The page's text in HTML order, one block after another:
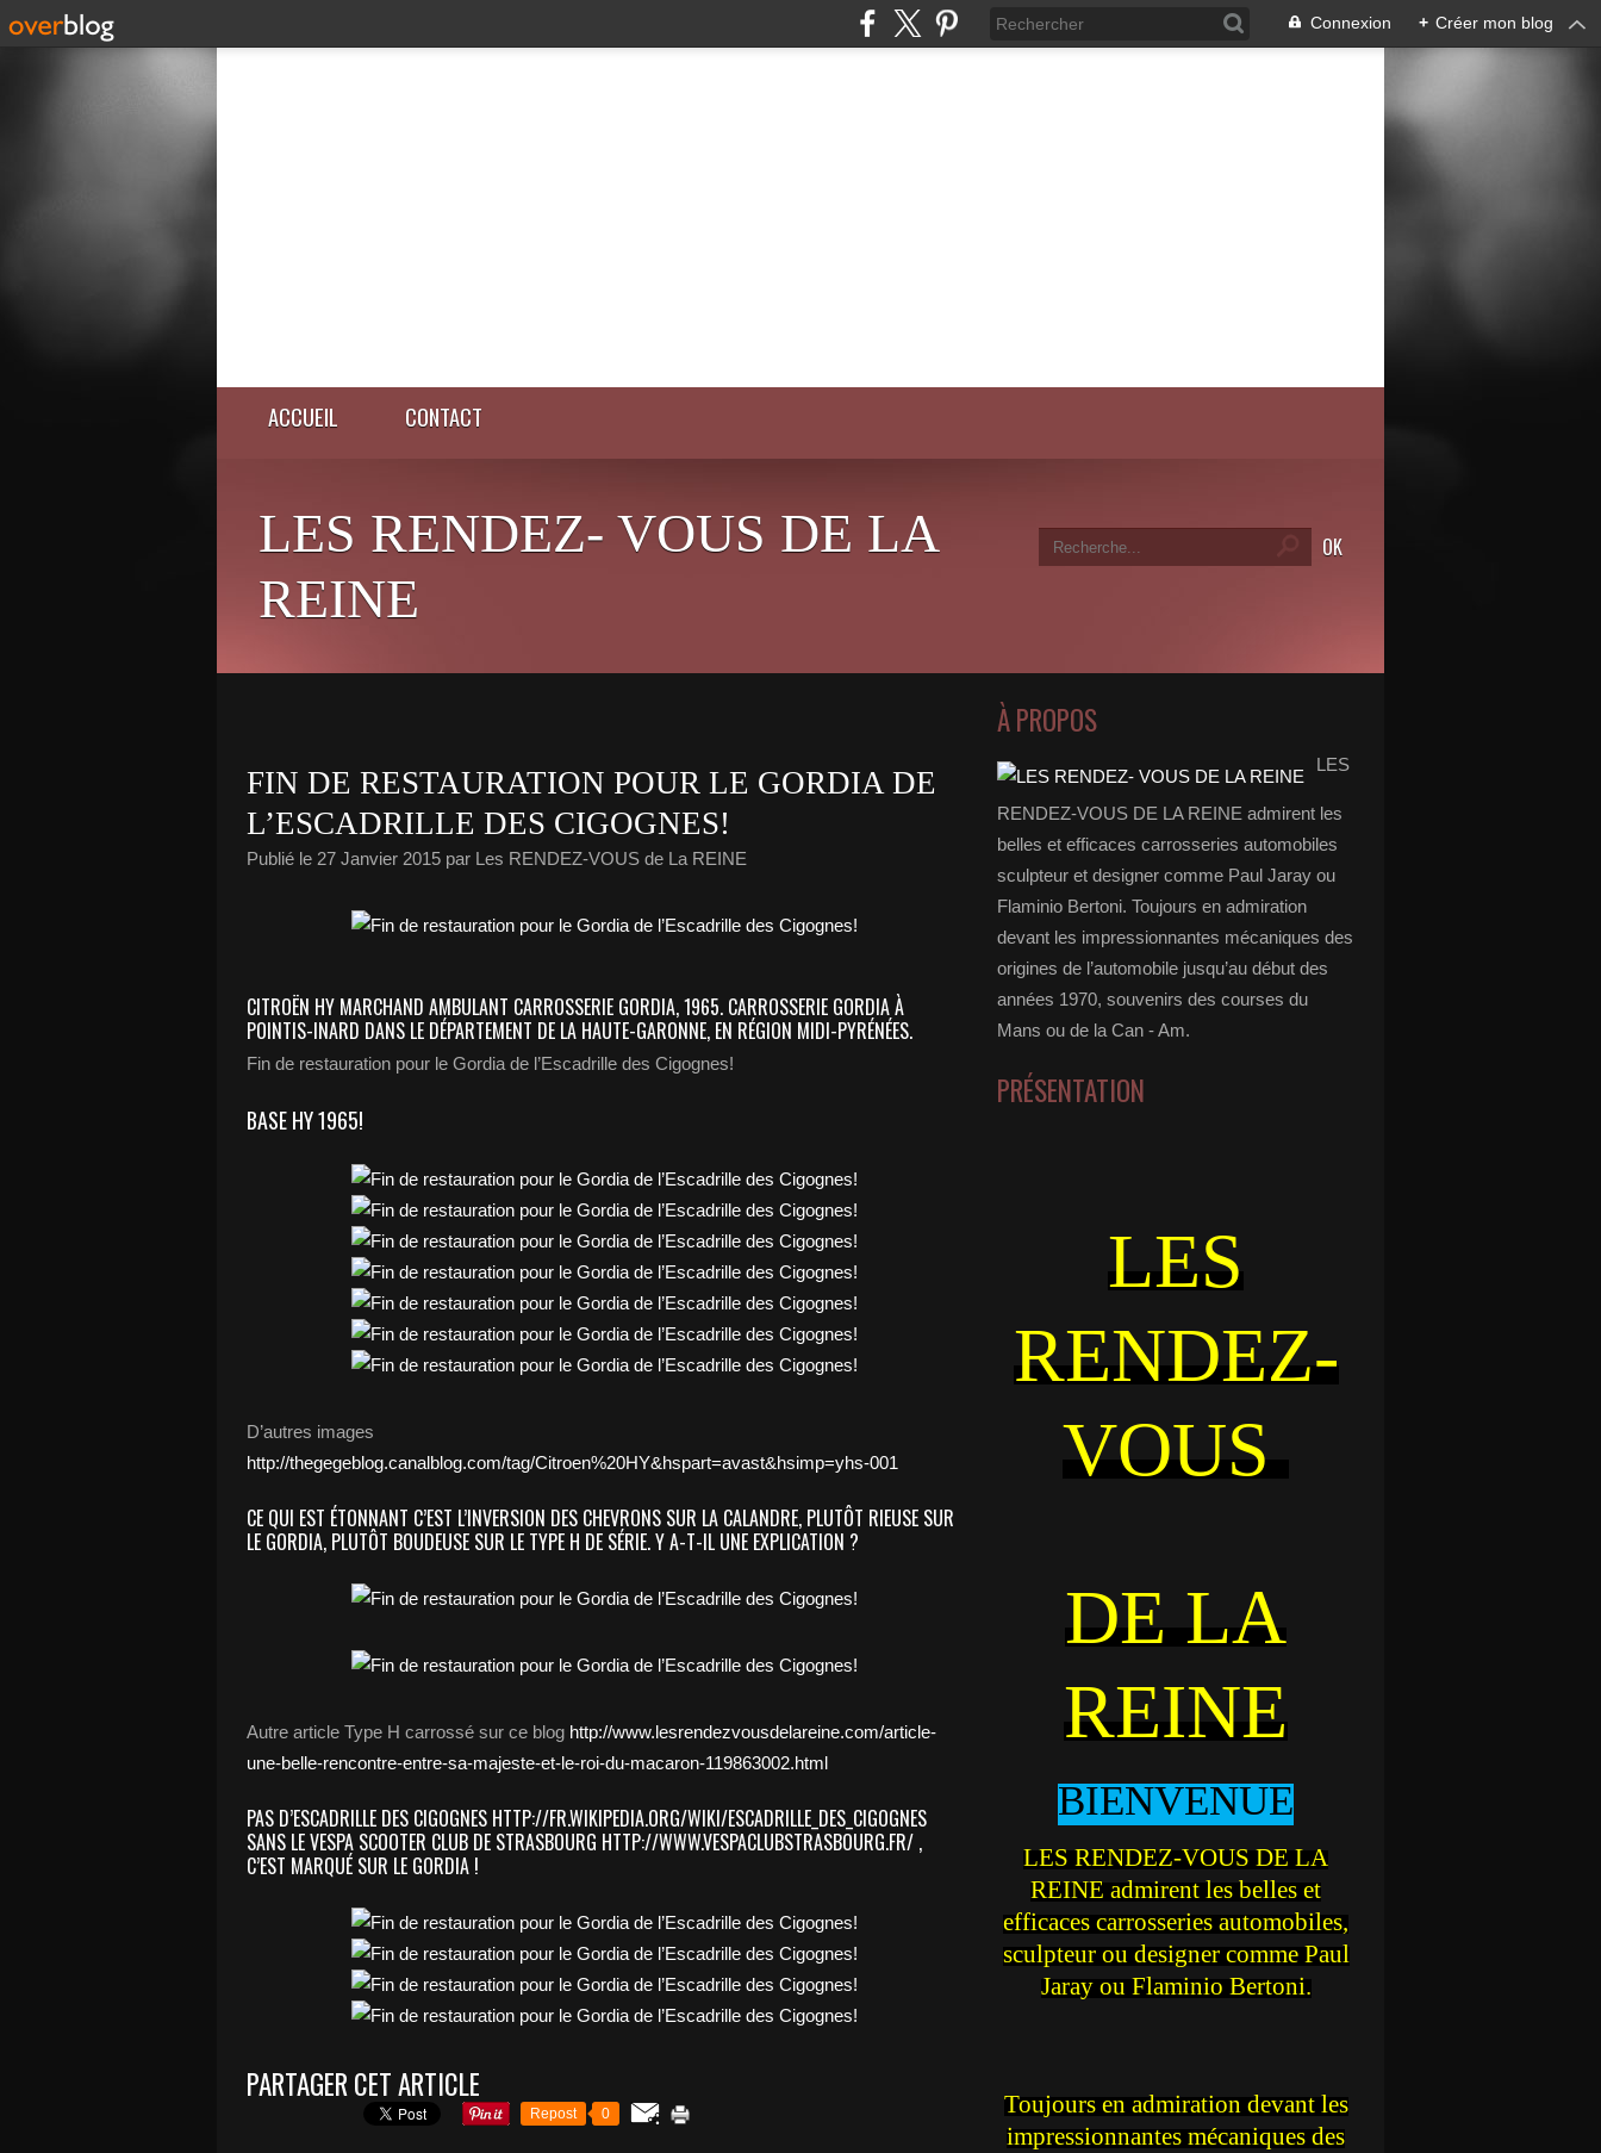
Connexion + Créer mon blog
ACCUEIL CONTACT
LES RENDEZ- VOUS DE LA
REINE
FIN DE RESTAURATION POUR LE GORDIA DE
L’ESCADRILLE DES CIGOGNES!
Publié le 27 Janvier 2015 par Les RENDEZ-VOUS de La REINE
CITROËN HY MARCHAND AMBULANT CARROSSERIE GORDIA, 1965. CARROSSERIE GORDIA À
POINTIS-INARD DANS LE DÉPARTEMENT DE LA HAUTE-GARONNE, EN RÉGION MIDI-PYRÉNÉES.
Fin de restauration pour le Gordia de l’Escadrille des Cigognes!
BASE HY 1965!
D’autres images
http://thegegeblog.canalblog.com/tag/Citroen%20HY&hspart=avast&hsimp=yhs-001
CE QUI EST ÉTONNANT C’EST L’INVERSION DES CHEVRONS SUR LA CALANDRE, PLUTÔT RIEUSE SUR
LE GORDIA, PLUTÔT BOUDEUSE SUR LE TYPE H DE SÉRIE. Y A-T-IL UNE EXPLICATION ?
Autre article Type H carrossé sur ce blog http://www.lesrendezvousdelareine.com/article-
une-belle-rencontre-entre-sa-majeste-et-le-roi-du-macaron-119863002.html
PAS D’ESCADRILLE DES CIGOGNES HTTP://FR.WIKIPEDIA.ORG/WIKI/ESCADRILLE_DES_CIGOGNES
SANS LE VESPA SCOOTER CLUB DE STRASBOURG HTTP://WWW.VESPACLUBSTRASBOURG.FR/ ,
C’EST MARQUÉ SUR LE GORDIA !
PARTAGER CET ARTICLE
Repost 0
À PROPOS
LES
RENDEZ-VOUS DE LA REINE admirent les
belles et efficaces carrosseries automobiles
sculpteur et designer comme Paul Jaray ou
Flaminio Bertoni. Toujours en admiration
devant les impressionnantes mécaniques des
origines de l’automobile jusqu’au début des
années 1970, souvenirs des courses du
Mans ou de la Can - Am.
PRÉSENTATION
LES
RENDEZ-
VOUS
DE LA
REINE
BIENVENUE
LES RENDEZ-VOUS DE LA
REINE admirent les belles et
efficaces carrosseries automobiles,
sculpteur ou designer comme Paul
Jaray ou Flaminio Bertoni.
Toujours en admiration devant les
impressionnantes mécaniques des